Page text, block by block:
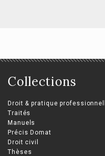
Collections
Droit & pratique
Traités
Manuels
Précis Domat
Droit civil
Thèses